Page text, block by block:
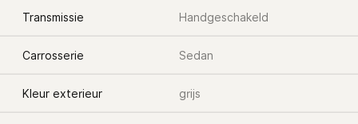
Transmissie Handgeschakeld
Carrosserie Sedan
Kleur exterieur grijs